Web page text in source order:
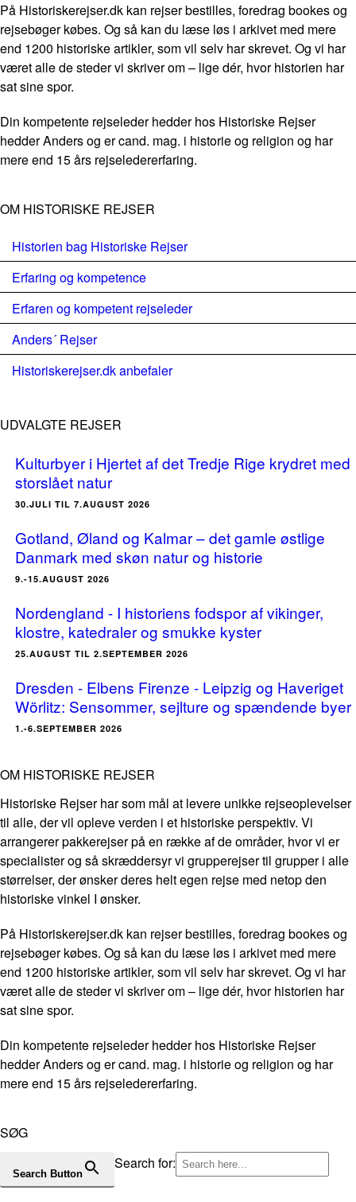
På Historiskerejser.dk kan rejser bestilles, foredrag bookes og
rejsebøger købes. Og så kan du læse løs i arkivet med mere
end 1200 historiske artikler, som vil selv har skrevet. Og vi har
været alle de steder vi skriver om – lige dér, hvor historien har
sat sine spor.
Din kompetente rejseleder hedder hos Historiske Rejser
hedder Anders og er cand. mag. i historie og religion og har
mere end 15 års rejseledererfaring.
OM HISTORISKE REJSER
Historien bag Historiske Rejser
Erfaring og kompetence
Erfaren og kompetent rejseleder
Anders´ Rejser
Historiskerejser.dk anbefaler
UDVALGTE REJSER
Kulturbyer i Hjertet af det Tredje Rige krydret med
storslået natur
30.JULI TIL 7.AUGUST 2026
Gotland, Øland og Kalmar – det gamle østlige
Danmark med skøn natur og historie
9.-15.AUGUST 2026
Nordengland - I historiens fodspor af vikinger,
klostre, katedraler og smukke kyster
25.AUGUST TIL 2.SEPTEMBER 2026
Dresden - Elbens Firenze - Leipzig og Haveriget
Wörlitz: Sensommer, sejlture og spændende byer
1.-6.SEPTEMBER 2026
OM HISTORISKE REJSER
Historiske Rejser har som mål at levere unikke rejseoplevelser
til alle, der vil opleve verden i et historiske perspektiv. Vi
arrangerer pakkerejser på en række af de områder, hvor vi er
specialister og så skræddersyr vi grupperejser til grupper i alle
størrelser, der ønsker deres helt egen rejse med netop den
historiske vinkel I ønsker.
På Historiskerejser.dk kan rejser bestilles, foredrag bookes og
rejsebøger købes. Og så kan du læse løs i arkivet med mere
end 1200 historiske artikler, som vil selv har skrevet. Og vi har
været alle de steder vi skriver om – lige dér, hvor historien har
sat sine spor.
Din kompetente rejseleder hedder hos Historiske Rejser
hedder Anders og er cand. mag. i historie og religion og har
mere end 15 års rejseledererfaring.
SØG
Search for:
Search Button